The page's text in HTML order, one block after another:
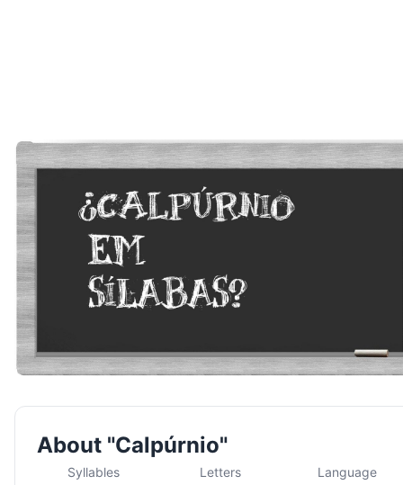
About "Calpúrnio"
Syllables Letters Language